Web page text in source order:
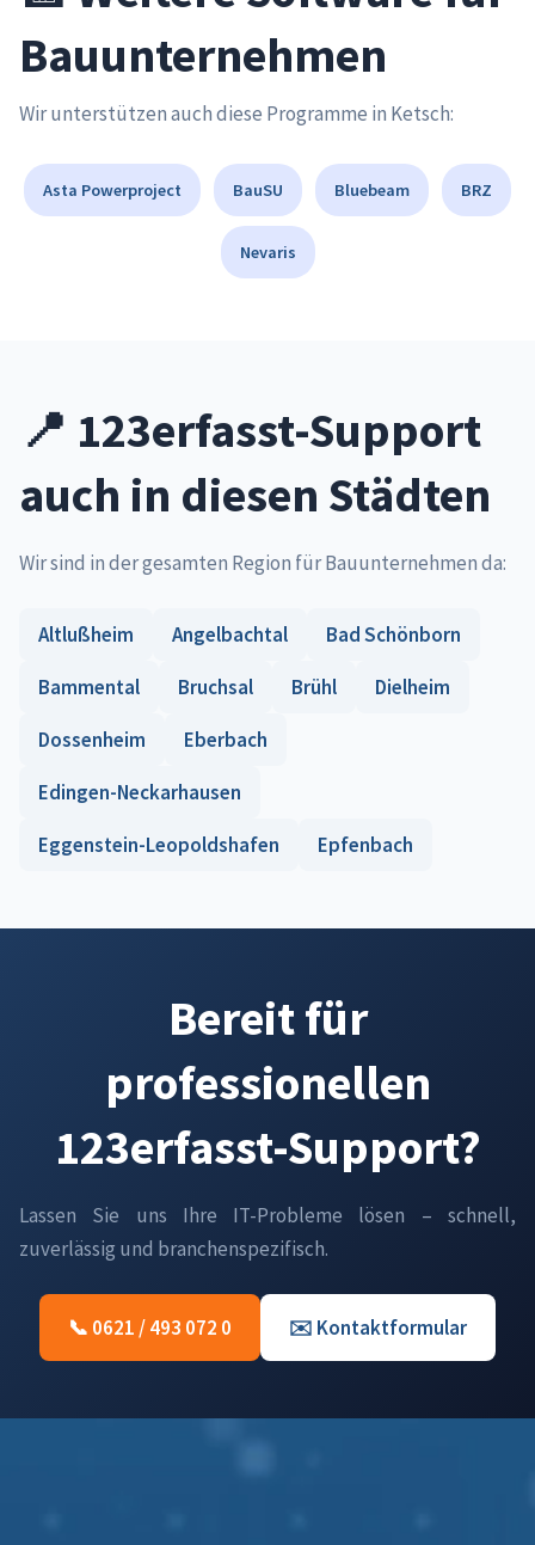
Bauunternehmen
Wir unterstützen auch diese Programme in Ketsch:
Asta Powerproject BauSU Bluebeam BRZ
Nevaris
📍 123erfasst-Support
auch in diesen Städten
Wir sind in der gesamten Region für Bauunternehmen da:
Altlußheim Angelbachtal
Bad Schönborn
Bammental
Bruchsal Brühl
Dielheim
Dossenheim
Eberbach
Edingen-Neckarhausen
Eggenstein-Leopoldshafen
Epfenbach
Bereit für
professionellen
123erfasst-Support?
Lassen Sie uns Ihre IT-Probleme lösen – schnell,
zuverlässig und branchenspezifisch.
📞 0621 / 493 072 0 ✉️ Kontaktformular